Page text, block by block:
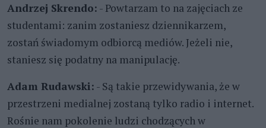
Andrzej Skrendo: - Powtarzam to na zajęciach ze
studentami: zanim zostaniesz dziennikarzem,
zostań świadomym odbiorcą mediów. Jeżeli nie,
staniesz się podatny na manipulację.
Adam Rudawski: - Są takie przewidywania, że w
przestrzeni medialnej zostaną tylko radio i internet.
Rośnie nam pokolenie ludzi chodzących w